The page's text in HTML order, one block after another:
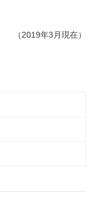
（2019年3月現在）